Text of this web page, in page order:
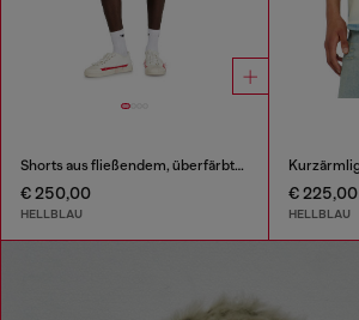
Shorts aus fließendem, überfärbtem Denim
€ 250,00
HELLBLAU
€ 225,00
HELLBLAU